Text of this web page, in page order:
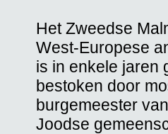
Het Zweedse
West-Europese
is in enkele jaren
bestoken door
burgemeester
Joodse